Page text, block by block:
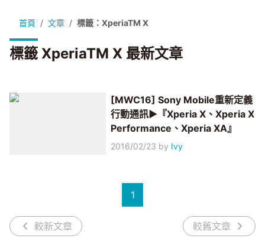
首頁 文章 標籤：XperiaTM X
標籤 XperiaTM X 最新文章
[MWC16] Sony Mobile重新定義
行動通訊▶『Xperia X、Xperia X
Performance、Xperia XA』
2016/02/23 by Ivy
較新文章
1
較舊文章